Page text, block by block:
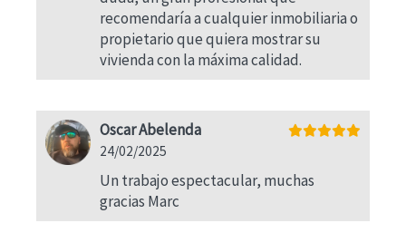
recomendaría a cualquier inmobiliaria o
propietario que quiera mostrar su
vivienda con la máxima calidad.
Oscar Abelenda
24/02/2025
Un trabajo espectacular, muchas
gracias Marc